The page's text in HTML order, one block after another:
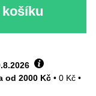
košíku
od 2000 Kč • 0 Kč •